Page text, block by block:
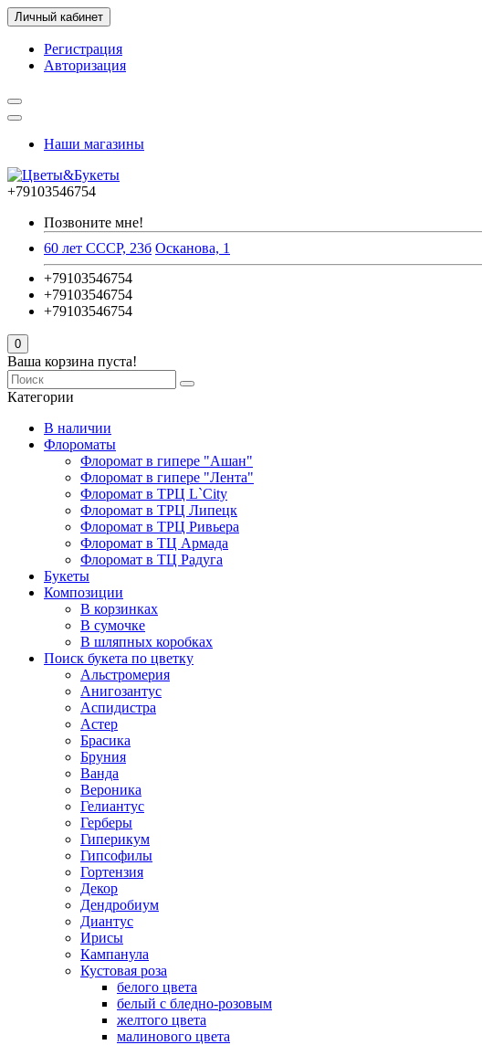
Личный кабинет
Регистрация
Авторизация
Наши магазины
+79103546754
Позвоните мне!
60 лет СССР, 23б Осканова, 1
+79103546754
+79103546754
+79103546754
0
Ваша корзина пуста!
Категории
В наличии
Флороматы
Флоромат в гипере "Ашан"
Флоромат в гипере "Лента"
Флоромат в ТРЦ L`City
Флоромат в ТРЦ Липецк
Флоромат в ТРЦ Ривьера
Флоромат в ТЦ Армада
Флоромат в ТЦ Радуга
Букеты
Композиции
В корзинках
В сумочке
В шляпных коробках
Поиск букета по цветку
Альстромерия
Анигозантус
Аспидистра
Астер
Брасика
Бруния
Ванда
Вероника
Гелиантус
Герберы
Гиперикум
Гипсофилы
Гортензия
Декор
Дендробиум
Диантус
Ирисы
Кампанула
Кустовая роза
белого цвета
белый с бледно-розовым
желтого цвета
малинового цвета